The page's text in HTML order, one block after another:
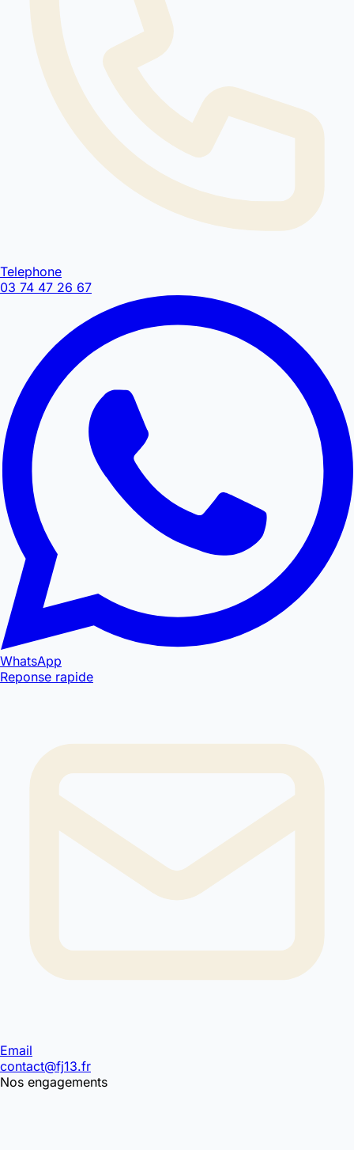
Telephone
03 74 47 26 67
WhatsApp
Reponse rapide
Email
contact@fj13.fr
Nos engagements